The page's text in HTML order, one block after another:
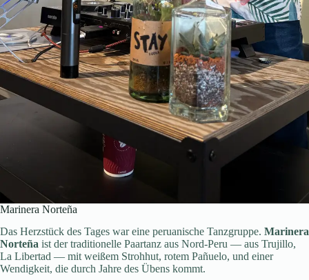
Marinera Norteña
Das Herzstück des Tages war eine peruanische Tanzgruppe. Marinera
Norteña ist der traditionelle Paartanz aus Nord-Peru — aus Trujillo,
La Libertad — mit weißem Strohhut, rotem Pañuelo, und einer
Wendigkeit, die durch Jahre des Übens kommt.